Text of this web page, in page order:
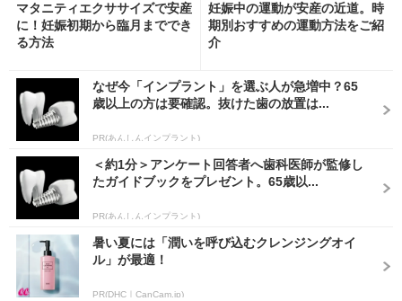
マタニティエクササイズで安産
に！妊娠初期から臨月まででき
る方法
妊娠中の運動が安産の近道。時
期別おすすめの運動方法をご紹
介
なぜ今「インプラント」を選ぶ人が急増中？65
歳以上の方は要確認。抜けた歯の放置は...
PR(あんしんインプラント)
＜約1分＞アンケート回答者へ歯科医師が監修し
たガイドブックをプレゼント。65歳以...
PR(あんしんインプラント)
暑い夏には「潤いを呼び込むクレンジングオイ
ル」が最適！
PR(DHC｜CanCam.jp)